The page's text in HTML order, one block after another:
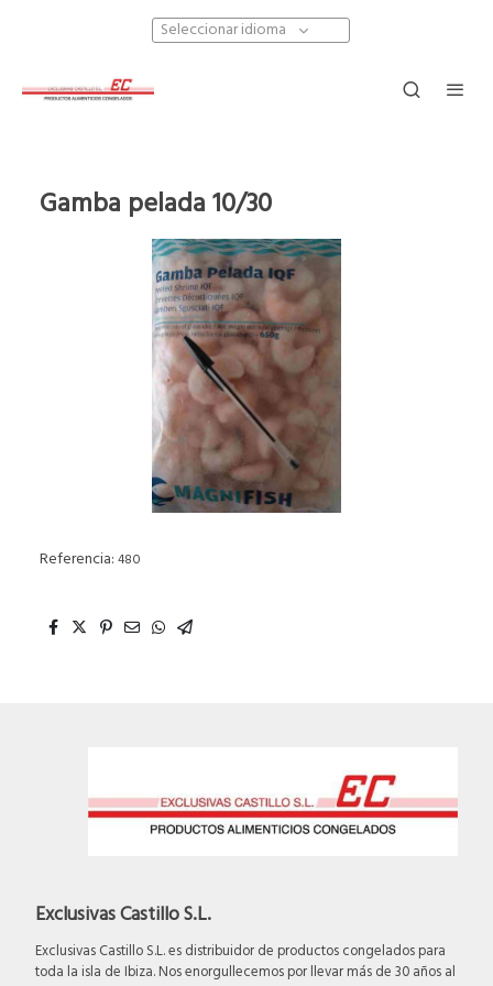
Seleccionar idioma
Gamba pelada 10/30
Referencia: 480
Exclusivas Castillo S.L.
Exclusivas Castillo S.L. es distribuidor de productos congelados para
toda la isla de Ibiza. Nos enorgullecemos por llevar más de 30 años al